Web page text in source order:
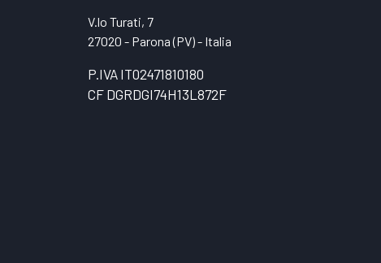
V.lo Turati, 7
27020 - Parona (PV) - Italia
P.IVA IT02471810180
CF DGRDGI74H13L872F